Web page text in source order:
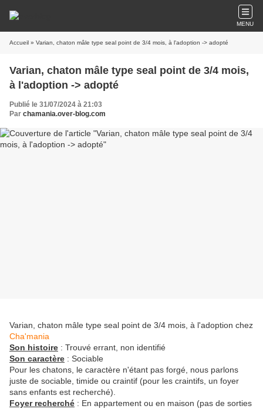
MENU
Accueil » Varian, chaton mâle type seal point de 3/4 mois, à l'adoption -> adopté
Varian, chaton mâle type seal point de 3/4 mois,
à l'adoption -> adopté
Publié le 31/07/2024 à 21:03
Par chamania.over-blog.com
Varian, chaton mâle type seal point de 3/4 mois, à l'adoption chez
Cha'mania
Son histoire : Trouvé errant, non identifié
Son caractère : Sociable
Pour les chatons, le caractère n'étant pas forgé, nous parlons
juste de sociable, timide ou craintif (pour les craintifs, un foyer
sans enfants est recherché).
Foyer recherché : En appartement ou en maison (pas de sorties